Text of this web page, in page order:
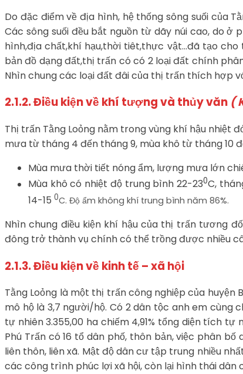
Do đặc điểm về địa hình, hệ thống sông suối của
Các sông suối đều bắt nguồn từ dãy núi cao, do ở
hình,địa chất,khí hạu,thời tiêt,thực vật…đã tạo
bản đồ dạng đất,thị trấn có có 2 loại đất chính
Nhìn chung các loại đất đâi của thị trấn thích hợp
2.1.2. Điều kiện về khí tượng và thủy văn (
Thị trấn Tằng Loỏng nằm trong vùng khí hậu nhiệt
mưa từ tháng 4 đến tháng 9, mùa khô từ tháng 10
Mùa mưa thời tiết nóng ẩm, lượng mưa lớn
Mùa khô có nhiệt độ trung bình 22-230C,
14-15 0C. Độ ẩm không khí trung bình năm 86%.
Nhìn chung điều kiện khí hậu của thị trấn tương
đông trở thành vụ chính có thể trồng được nhiều
2.1.3. Điều kiện về kinh tế – xã hội
Tằng Loỏng là một thị trấn công nghiệp của huyện
mô hộ là 3,7 người/hộ. Có 2 dân tộc anh em cùng
tự nhiên 3.355,00 ha chiếm 4,91% tổng diện tích tự
Phú Trấn có 16 tổ dân phố, thôn bản, việc phân
liên thôn, liên xã. Mật độ dân cư tập trung nhiều
các công trình phúc lợi xã hội, còn lại hình thái dân